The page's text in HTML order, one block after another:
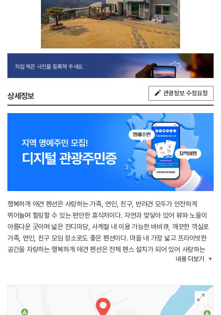
직접 찍은 사진을 등록해 주세요.
상세정보 관광정보 수정요청
행복하개 애견 펜션은 사랑하는 가족, 연인, 친구, 반려견 모두가 안전하게
뛰어놀며 힐링할 수 있는 편안한 휴식처이다. 자연과 맞닿아 있어 뷰와 노을이
아름다운 곳이며 넓은 잔디마당, 사계절 내 이용 가능한 바비큐, 깨끗한 객실로
가족, 연인, 친구 모임 장소로도 좋은 펜션이다. 마을 내 가장 넓고 프라이빗한
공간을 자랑하는 행복하개 애견 펜션은 전체 펜스 설치가 되어 있어 사랑하는
반려견과 아이 모두 안전하게 뛰어놀 수 있으며 완전한 독채 펜션으로 사회성이
신경 쓰며 관리하여 반려견을 동행하지 않아도 프라이빗한 독채 펜션을 즐기며
내용 더보기